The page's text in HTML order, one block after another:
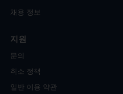
채용 정보
지원
문의
취소 정책
일반 이용 약관